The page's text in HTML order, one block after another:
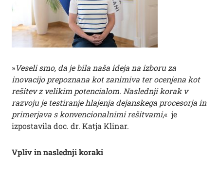
»Veseli smo, da je bila naša ideja na izboru za
inovacijo prepoznana kot zanimiva ter ocenjena kot
rešitev z velikim potencialom. Naslednji korak v
razvoju je testiranje hlajenja dejanskega procesorja in
primerjava s konvencionalnimi rešitvami,« je
izpostavila doc. dr. Katja Klinar.
Vpliv in naslednji koraki